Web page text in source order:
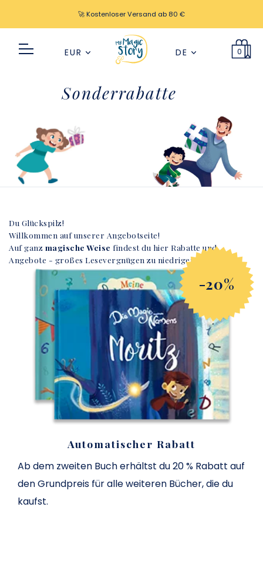
🚀 Kostenloser Versand ab 80 €
EUR DE 0
Sonderrabatte
Du Glückspilz!
Willkommen auf unserer Angebotseite!
Auf ganz magische Weise findest du hier Rabatte und
Angebote - großes Lesevergnügen zu niedrigen Preisen.
-20%
Automatischer Rabatt
Ab dem zweiten Buch erhältst du 20 % Rabatt auf
den Grundpreis für alle weiteren Bücher, die du
kaufst.